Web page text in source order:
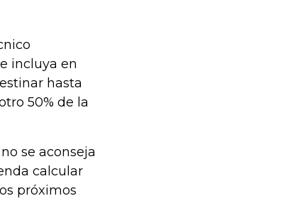
incluya en
hasta
50% de la
se aconseja
calcular
próximos